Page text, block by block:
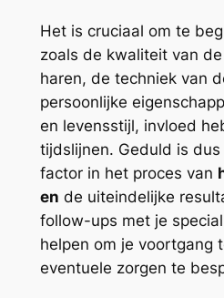
Het is cruciaal om te
zoals de kwaliteit van
haren, de techniek van
persoonlijke
en levensstijl, invloed
tijdslijnen. Geduld is
factor in het proces van
en de uiteindelijke
follow-ups met je
helpen om je voortgang
eventuele zorgen te